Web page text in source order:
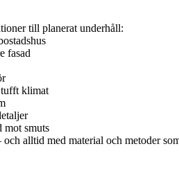
till planerat underhåll:
fasad
klimat
mot smuts
alltid med material och metoder